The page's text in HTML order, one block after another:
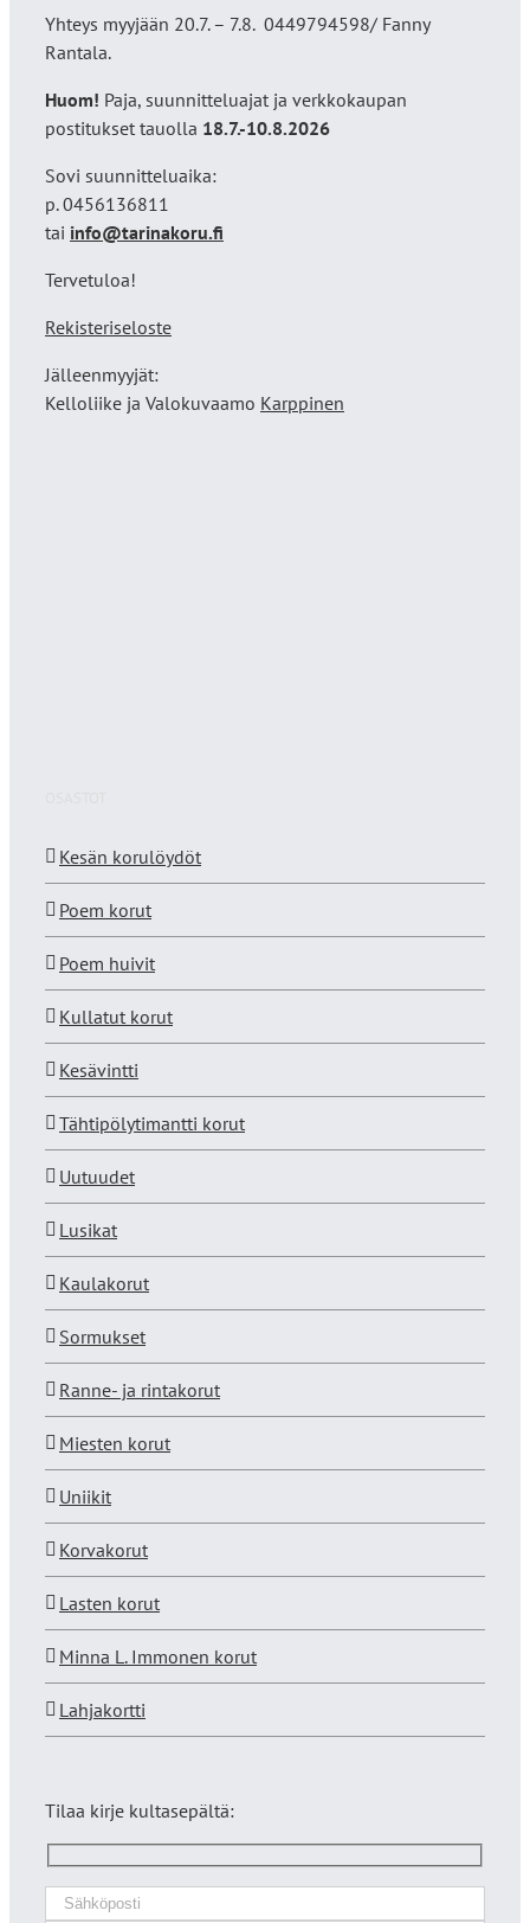
Yhteys myyjään 20.7. – 7.8. 0449794598/ Fanny
Rantala.
Huom! Paja, suunnitteluajat ja verkkokaupan
postitukset tauolla 18.7.-10.8.2026
Sovi suunnitteluaika:
p. 0456136811
tai info@tarinakoru.fi
Tervetuloa!
Rekisteriseloste
Jälleenmyyjät:
Kelloliike ja Valokuvaamo Karppinen
Kesän korulöydöt
Poem korut
Poem huivit
Kullatut korut
Kesävintti
Tähtipölytimantti korut
Uutuudet
Lusikat
Kaulakorut
Sormukset
Ranne- ja rintakorut
Miesten korut
Uniikit
Korvakorut
Lasten korut
Minna L. Immonen korut
Lahjakortti
Tilaa kirje kultasepältä: